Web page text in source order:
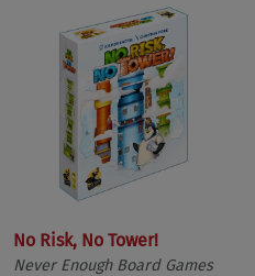
No Risk, No Tower!
Never Enough Board Games